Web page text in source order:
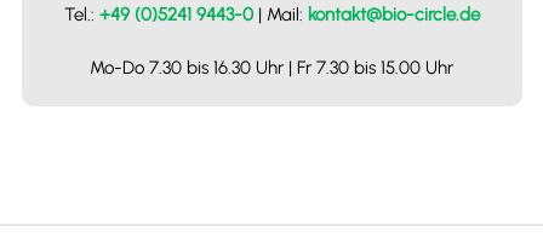
Tel.: +49 (0)5241 9443-0| Mail: kontakt@bio-circle.de
Mo-Do 7.30 bis 16.30 Uhr | Fr 7.30 bis 15.00 Uhr